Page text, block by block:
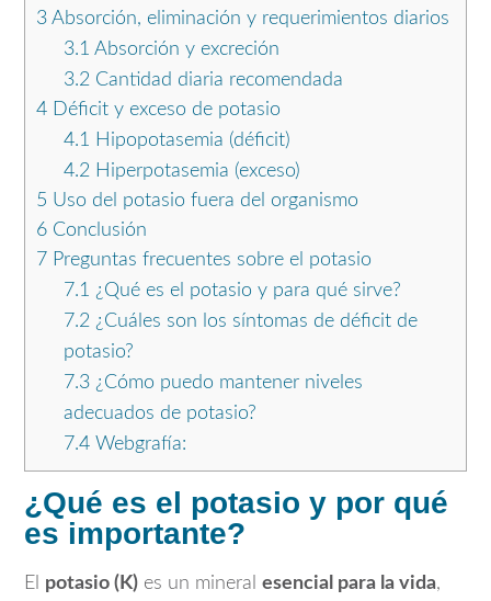
3 Absorción, eliminación y requerimientos diarios
3.1 Absorción y excreción
3.2Cantidad diaria recomendada
4 Déficit y exceso de potasio
4.1 Hipopotasemia (déficit)
4.2Hiperpotasemia (exceso)
5 Uso del potasio fuera del organismo
6 Conclusión
7 Preguntas frecuentes sobre el potasio
7.1 ¿Qué es el potasio y para qué sirve?
7.2¿Cuáles son los síntomas de déficit de
potasio?
7.3¿Cómo puedo mantener niveles
adecuados de potasio?
7.4Webgrafía:
¿Qué es el potasio y por qué
es importante?
El potasio (K) es un mineral esencial para la vida,